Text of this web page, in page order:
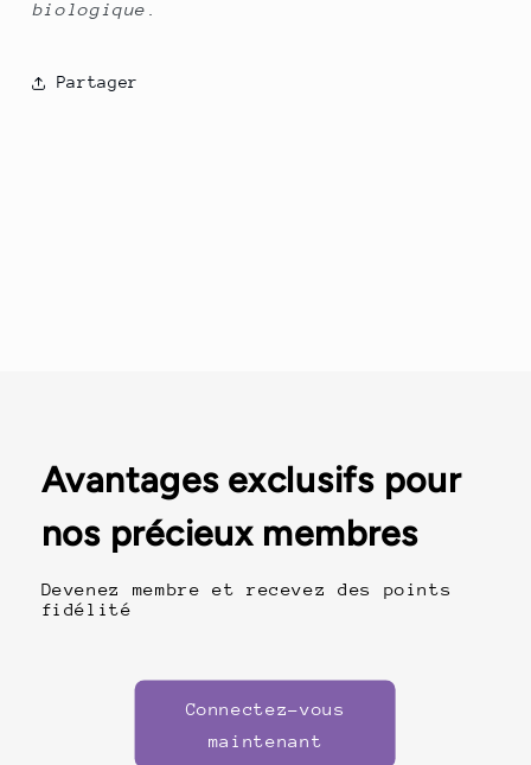
biologique.
Partager
Avantages exclusifs pour
nos précieux membres
Devenez membre et recevez des points
fidélité
Connectez-vous
maintenant